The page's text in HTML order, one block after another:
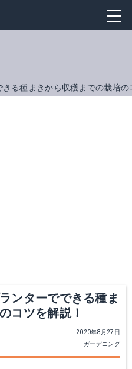
る種まきから収穫までの栽培の
ンターでできる種ま
コツを解説！
2020年8月27日
ガーデニング